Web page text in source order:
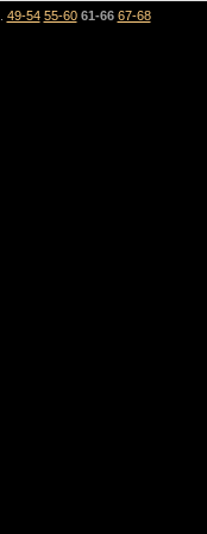
49-54 55-60 61-66 67-68